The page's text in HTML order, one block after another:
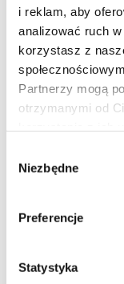
i reklam, aby
analizować ruch
korzystasz z
Partnerzy mogą
otrzymanymi od
zgody
Niezbędne
Preferencje
Statystyka
I GROGU 2D
Złowrogie Imperium
która stara się
o pomoc do
Djarina, i jego